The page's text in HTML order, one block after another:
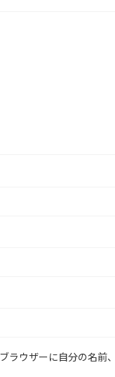
ラウザーに自分の名前